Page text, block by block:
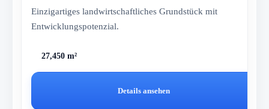
Einzigartiges landwirtschaftliches Grundstück mit
Entwicklungspotenzial.
27,450 m²
Details ansehen